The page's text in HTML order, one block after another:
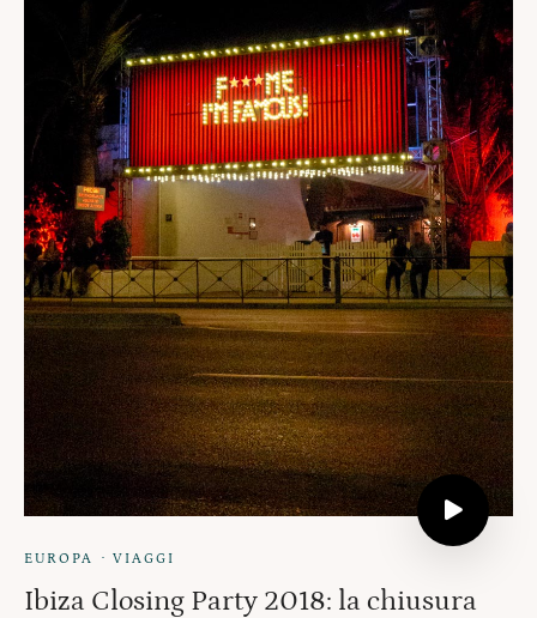
EUROPA · VIAGGI
Ibiza Closing Party 2018: la chiusura